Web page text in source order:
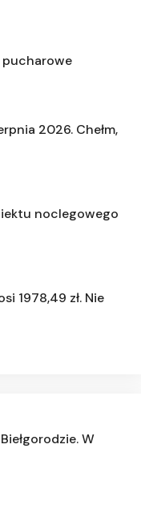
2026. Chełm,
noclegowego
1978,49 zł. Nie
W